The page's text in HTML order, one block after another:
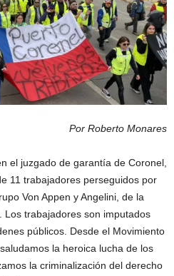
Por Roberto Monares
el juzgado de garantía de Coronel,
11 trabajadores perseguidos por
Von Appen y Angelini, de la
Los trabajadores son imputados
públicos. Desde el Movimiento
la heroica lucha de los
la criminalización del derecho